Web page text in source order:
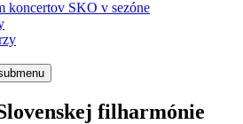
koncertov SKO v sezóne
filharmónie